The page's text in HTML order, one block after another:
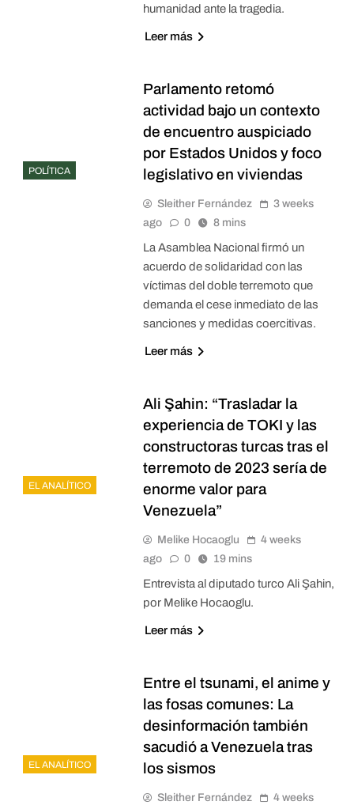
humanidad ante la tragedia.
Leer más
POLÍTICA
Parlamento retomó
actividad bajo un contexto
de encuentro auspiciado
por Estados Unidos y foco
legislativo en viviendas
Sleither Fernández
3 weeks
ago
0 8 mins
La Asamblea Nacional firmó un
acuerdo de solidaridad con las
víctimas del doble terremoto que
demanda el cese inmediato de las
sanciones y medidas coercitivas.
Leer más
EL ANALÍTICO
Ali Şahin: “Trasladar la
experiencia de TOKI y las
constructoras turcas tras el
terremoto de 2023 sería de
enorme valor para
Venezuela”
Melike Hocaoglu
4 weeks
ago
0 19 mins
Entrevista al diputado turco Ali Şahin,
por Melike Hocaoglu.
Leer más
EL ANALÍTICO
Entre el tsunami, el anime y
las fosas comunes: La
desinformación también
sacudió a Venezuela tras
los sismos
Sleither Fernández
4 weeks